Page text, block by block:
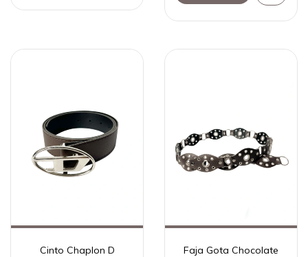
Cinto Chaplon D Faja Gota Chocolate